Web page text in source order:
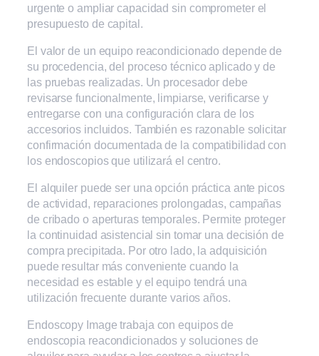
urgente o ampliar capacidad sin comprometer el
presupuesto de capital.
El valor de un equipo reacondicionado depende de
su procedencia, del proceso técnico aplicado y de
las pruebas realizadas. Un procesador debe
revisarse funcionalmente, limpiarse, verificarse y
entregarse con una configuración clara de los
accesorios incluidos. También es razonable solicitar
confirmación documentada de la compatibilidad con
los endoscopios que utilizará el centro.
El alquiler puede ser una opción práctica ante picos
de actividad, reparaciones prolongadas, campañas
de cribado o aperturas temporales. Permite proteger
la continuidad asistencial sin tomar una decisión de
compra precipitada. Por otro lado, la adquisición
puede resultar más conveniente cuando la
necesidad es estable y el equipo tendrá una
utilización frecuente durante varios años.
Endoscopy Image trabaja con equipos de
endoscopia reacondicionados y soluciones de